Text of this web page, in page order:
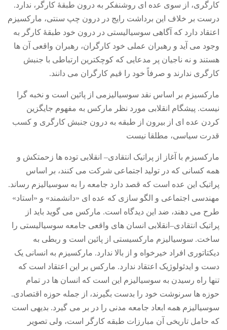
کارگری، از سوی عده ای روشنفکر به درون طبقۀ کارگر، ندارد.
درست بر خلاف این برداشت رایج در درون چپ سنتی، مارکسیزم
اعتقاد دارد که آگاهی سوسیالیستی در درون خود طبقۀ کارگر به
وجود می آید و رهبران عملی خود کارگران، رهبران واقعی آن ها
هستند و نه ناجیان پر مدعایی که کوچکترین ارتباطی با جنبش
کارگری ندارند و صرفاً خود را قیم کارگران می دانند.
مارکسیزم بر اساس نقد سوسیالیزمی از پائین است و نخبه گرا
نیست. پیشگام انقلابی مورد نظر مارکس به مفهوم جایگزین
کردن عده ای از بیرون از طبقه به درون جنبش کارگری و کسب
قدرت سیاسی، مطلقا نیست
مارکسیزم با آغاز از پراتیک انتقادی– انقلابی توده ها زحمتکش و
همه کسانی که در تولید اجتماعی شرکت می کنند، بر اساس
پراتیک این عده است که قصد دارد جامعه را به سوسیالیزم رساند.
مهندسی اجتماعی و الگو سازی که عده ای «دانشمند» و « استاد»
طرح می دهند، ضد این دیدگاه است. مارکس می گوید باید از
پراتیک انتقادی– انقلابی انسان های واقعی جامعه سوسیالیستی را
ساخت. سوسیالیزم مارکسیستی از پائین است و ربطی به
دیکتاتوری افراد خیرخواه و از بالا ندارد. مارکسیزم به انسانی یک
دست و ایدئولوژیک اعتقاد ندارد. مارکس بر این اعتقاد است که
تنها راه رسیدن به سوسیالیزم این است که انسان ها در تمام
حوزه ها سرنوشت خود را بدست بگیرند، از جمله حوزه اقتصادی.
سوسیالیزم همه ابعاد جامعه مدنی را در بر می گیرد. بدیهی است
که حامل تاریخی آن مبارزات طبقه کارگر است، ولی تصویر